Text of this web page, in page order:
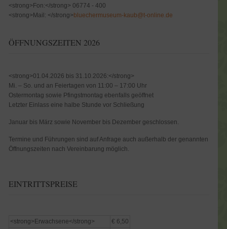
<strong>Fon:</strong> 06774 - 400
<strong>Mail: </strong>bluechermuseum-kaub@t-online.de
ÖFFNUNGSZEITEN 2026
<strong>01.04.2026 bis 31.10.2026:</strong>
Mi. – So. und an Feiertagen von 11:00 – 17:00 Uhr
Ostermontag sowie Pfingstmontag ebenfalls geöffnet
Letzter Einlass eine halbe Stunde vor Schließung
Januar bis März sowie November bis Dezember geschlossen.
Termine und Führungen sind auf Anfrage auch außerhalb der genannten
Öffnungszeiten nach Vereinbarung möglich.
EINTRITTSPREISE
<strong>Erwachsene</strong>
€ 6,50